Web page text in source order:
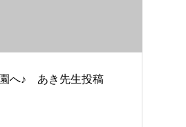
へ♪ あき先生投稿